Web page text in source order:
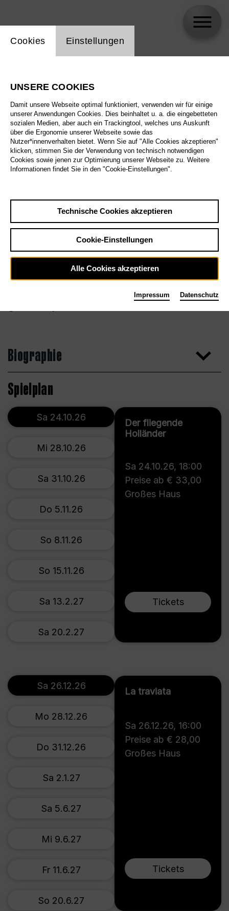
Biographie
Spielplan
Der fliegende
Holländer
Sa 24.10.26, 18:00
Preise ab € 33,00
Großes Haus
Tickets
Sa 24.10.26
Mi 28.10.26
Sa 31.10.26
Do 5.11.26
So 8.11.26
So 15.11.26
Sa 13.2.27
Sa 20.2.27
La traviata
Sa 26.12.26, 16:00
Preise ab € 28,00
Großes Haus
Tickets
Sa 26.12.26
Mo 28.12.26
Do 31.12.26
Sa 2.1.27
Sa 5.6.27
Mi 9.6.27
Fr 11.6.27
So 20.6.27
Einstellung Website Cookie
Cookies Einstellungen
UNSERE COOKIES
Damit unsere Webseite optimal funktioniert, verwenden wir für einige
unserer Anwendungen Cookies. Dies beinhaltet u. a. die eingebetteten
sozialen Medien, aber auch ein Trackingtool, welches uns Auskunft
über die Ergonomie unserer Webseite sowie das
Nutzer*innenverhalten bietet. Wenn Sie auf "Alle Cookies akzeptieren"
klicken, stimmen Sie der Verwendung von technisch notwendigen
Cookies sowie jenen zur Optimierung unserer Webseite zu. Weitere
Informationen findet Sie in den "Cookie-Einstellungen".
Technische Cookies akzeptieren
Cookie-Einstellungen
Alle Cookies akzeptieren
Impressum Datenschutz